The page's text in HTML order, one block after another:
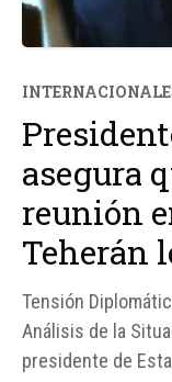
asegura
reunión
Teherán
Tensión
Análisis de la
presidente de